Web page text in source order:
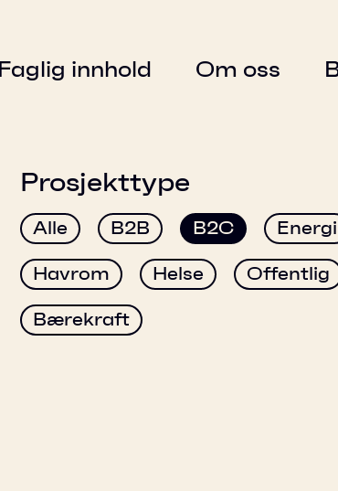
Faglig innhold Om oss
Prosjekttype
Alle B2B B2C Energi
Havrom Helse Offentlig
Bærekraft